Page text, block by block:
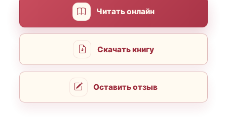
Читать онлайн
Скачать книгу
Оставить отзыв